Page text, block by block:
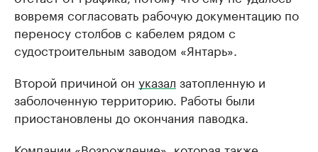
вовремя согласовать рабочую документацию по
переносу столбов с кабелем рядом с
судостроительным заводом «Янтарь».
Второй причиной он указал затопленную и
заболоченную территорию. Работы были
приостановлены до окончания паводка.